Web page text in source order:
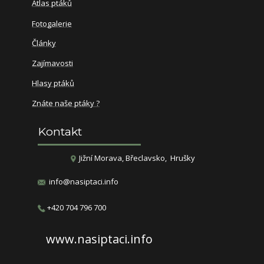
Atlas ptáků
Fotogalerie
Články
Zajímavosti
Hlasy ptáků
Znáte naše ptáky ?
Kontakt
​​​Jižní Morava, Břeclavsko, Hrušky
info@nasiptaci.info
​+420 704 796 700
www.nasiptaci.info